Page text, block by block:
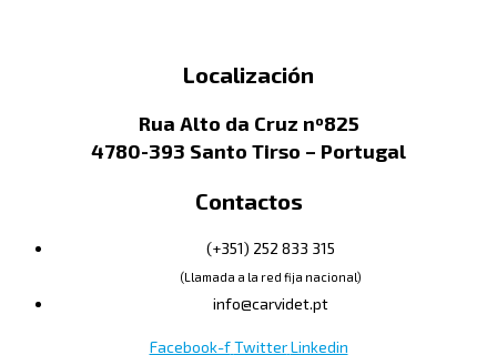
Localización
Rua Alto da Cruz nº825
4780-393 Santo Tirso – Portugal
Contactos
(+351) 252 833 315
(Llamada a la red fija nacional)
info@carvidet.pt
Facebook-f Twitter Linkedin